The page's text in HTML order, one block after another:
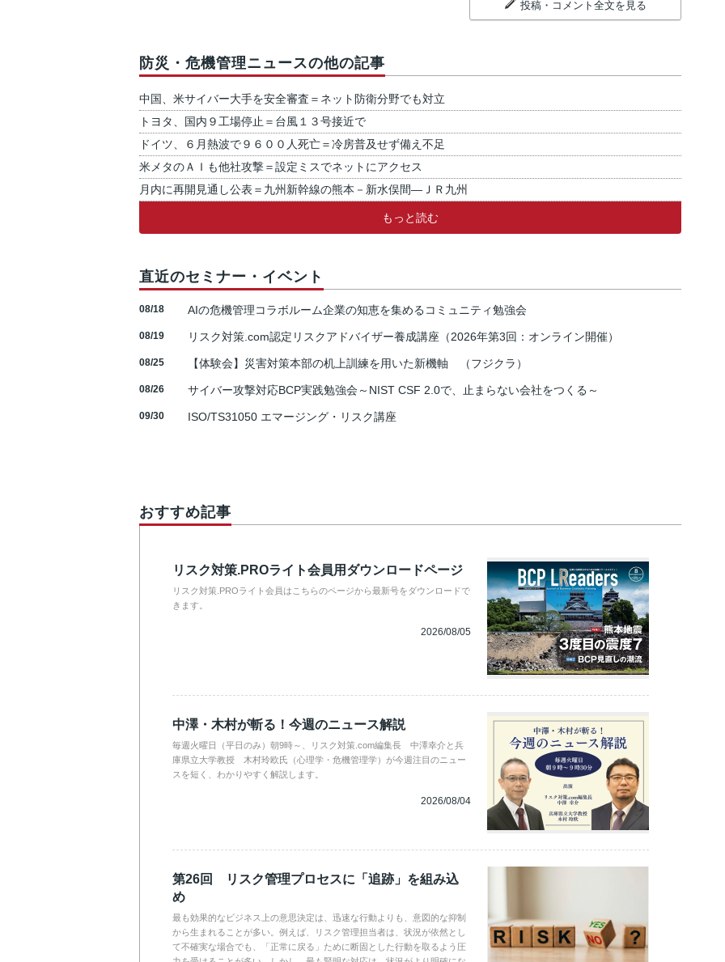
投稿・コメント全文を見る
防災・危機管理ニュースの他の記事
中国、米サイバー大手を安全審査＝ネット防衛分野でも対立
トヨタ、国内９工場停止＝台風１３号接近で
ドイツ、６月熱波で９６００人死亡＝冷房普及せず備え不足
米メタのＡＩも他社攻撃＝設定ミスでネットにアクセス
月内に再開見通し公表＝九州新幹線の熊本－新水俣間―ＪＲ九州
もっと読む
直近のセミナー・イベント
08/18 AIの危機管理コラボルーム企業の知恵を集めるコミュニティ勉強会
08/19 リスク対策.com認定リスクアドバイザー養成講座（2026年第3回：オンライン開催）
08/25 【体験会】災害対策本部の机上訓練を用いた新機軸 （フジクラ）
08/26 サイバー攻撃対応BCP実践勉強会～NIST CSF 2.0で、止まらない会社をつくる～
09/30 ISO/TS31050 エマージング・リスク講座
おすすめ記事
リスク対策.PROライト会員用ダウンロードページ
リスク対策.PROライト会員はこちらのページから最新号をダウンロードで
きます。
2026/08/05
中澤・木村が斬る！今週のニュース解説
毎週火曜日（平日のみ）朝9時～、リスク対策.com編集長 中澤幸介と兵
庫県立大学教授 木村玲欧氏（心理学・危機管理学）が今週注目のニュー
スを短く、わかりやすく解説します。
2026/08/04
第26回 リスク管理プロセスに「追跡」を組み込
め
最も効果的なビジネス上の意思決定は、迅速な行動よりも、意図的な抑制
から生まれることが多い。例えば、リスク管理担当者は、状況が依然とし
て不確実な場合でも、「正常に戻る」ために断固とした行動を取るよう圧